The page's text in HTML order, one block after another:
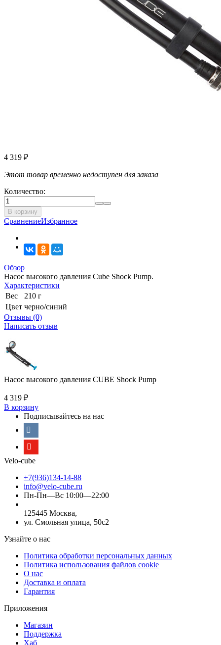
4 319 ₽
Этот товар временно недоступен для заказа
Количество:
В корзину
СравнениеИзбранное
Обзор
Насос высокого давления Cube Shock Pump.
Характеристики
Вес
210 г
Цвет черно/синий
Отзывы (0)
Написать отзыв
Насос высокого давления CUBE Shock Pump
4 319 ₽
В корзину
Подписывайтесь на нас
Velo-cube
+7(936)134-14-88
info@velo-cube.ru
Пн-Пн—Вс 10:00—22:00
125445 Москва,
ул. Смольная улица, 50с2
Узнайте о нас
Политика обработки персональных данных
Политика использования файлов cookie
О нас
Доставка и оплата
Гарантия
Приложения
Магазин
Поддержка
Хаб